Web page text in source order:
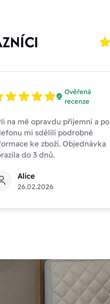
Ověřená
recenze
na mě opravdu příjemní a po
mi sdělili podrobné
ke zboží. Objednávka
do 3 dnů.
Alice
26.02.2026